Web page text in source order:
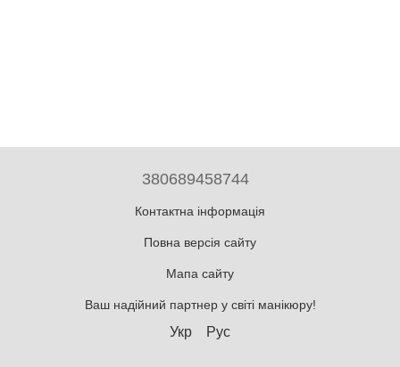
380689458744
Контактна інформація
Повна версія сайту
Мапа сайту
Ваш надійний партнер у світі манікюру!
Укр Рус